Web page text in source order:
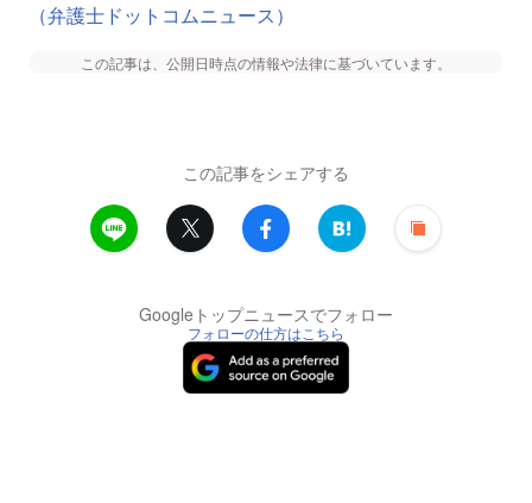
（弁護士ドットコムニュース）
この記事は、公開日時点の情報や法律に基づいています。
この記事をシェアする
Googleトップニュースでフォロー
フォローの仕方はこちら